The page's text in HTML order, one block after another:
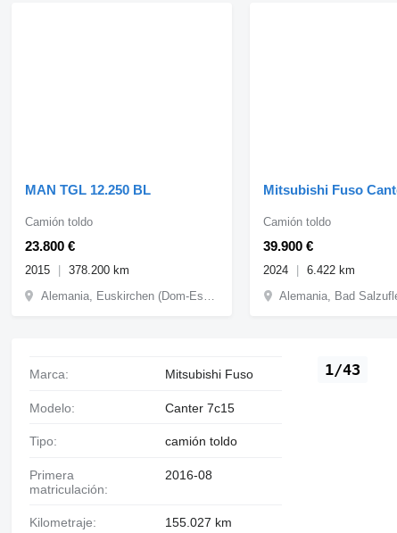
MAN TGL 12.250 BL
23.800 €
Camión toldo
2015
378.200 km
Mitsubishi Fuso
39.900 €
Camión toldo
2024
6.422 km
Alemania, Bad
1/43
Marca: Mitsubishi Fuso
Modelo: Canter 7c15
Tipo: camión toldo
Primera
matriculación:
2016-08
Kilometraje: 155.027 km